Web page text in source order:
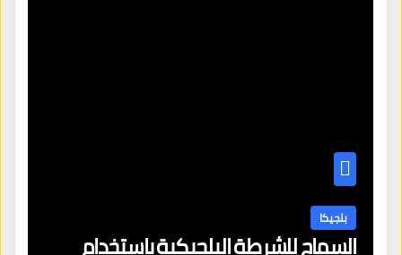
بلجيكا
السماح للشرطة البلجيكية باستخدام